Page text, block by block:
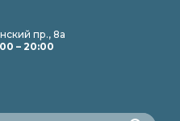
пр., 8а
– 20:00